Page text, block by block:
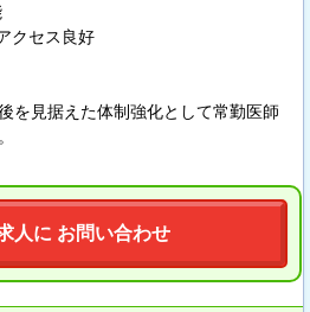
クセス良好
を見据えた体制強化として常勤医師
人に お問い合わせ